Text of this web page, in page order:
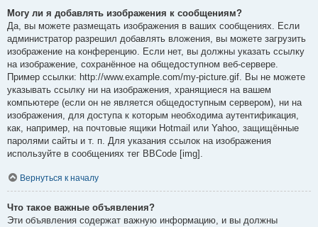
Могу ли я добавлять изображения к сообщениям?
Да, вы можете размещать изображения в ваших сообщениях. Если
администратор разрешил добавлять вложения, вы можете загрузить
изображение на конференцию. Если нет, вы должны указать ссылку
на изображение, сохранённое на общедоступном веб-сервере.
Пример ссылки: http://www.example.com/my-picture.gif. Вы не можете
указывать ссылку ни на изображения, хранящиеся на вашем
компьютере (если он не является общедоступным сервером), ни на
изображения, для доступа к которым необходима аутентификация,
как, например, на почтовые ящики Hotmail или Yahoo, защищённые
паролями сайты и т. п. Для указания ссылок на изображения
используйте в сообщениях тег BBCode [img].
Вернуться к началу
Что такое важные объявления?
Эти объявления содержат важную информацию, и вы должны